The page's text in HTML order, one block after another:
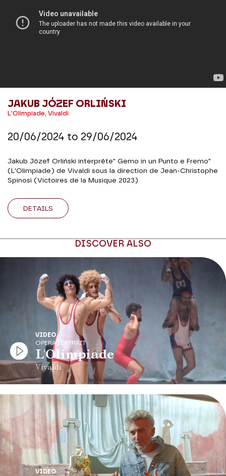
JAKUB JÓZEF ORLIŃSKI
L'Olimpiade, Vivaldi
20/06/2024 to 29/06/2024
Jakub Józef Orliński interprète" Gemo in un Punto e Fremo"
(L'Olimpiade) de Vivaldi sous la direction de Jean-Christophe
Spinosi (Victoires de la Musique 2023)
DETAILS
DISCOVER ALSO
VIDEO
OPERA | EXTRAIT
L'Olimpiade
Vivaldi
VIDEO